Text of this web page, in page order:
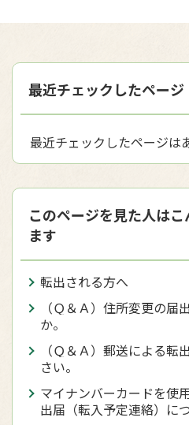
最近チェックしたページ
最近チェックしたページは
このページを見た人は
ます
転出される方へ
（Ｑ＆Ａ）住所変更の届
か。
（Ｑ＆Ａ）郵送による転
さい。
マイナンバーカードを使
出届（転入予定連絡）に